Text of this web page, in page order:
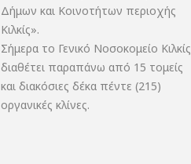
Δήμων και Κοινοτήτων περιοχής
Κιλκίς».
Σήμερα το Γενικό Νοσοκομείο Κιλκίς
διαθέτει παραπάνω από 15 τομείς
και διακόσιες δέκα πέντε (215)
οργανικές κλίνες.